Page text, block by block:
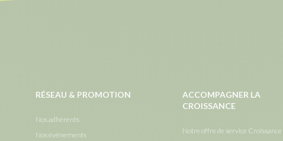
RÉSEAU & PROMOTION
Nos adhérents
Nos événements
ACCOMPAGNER LA
CROISSANCE
Notre offre de service Croissance